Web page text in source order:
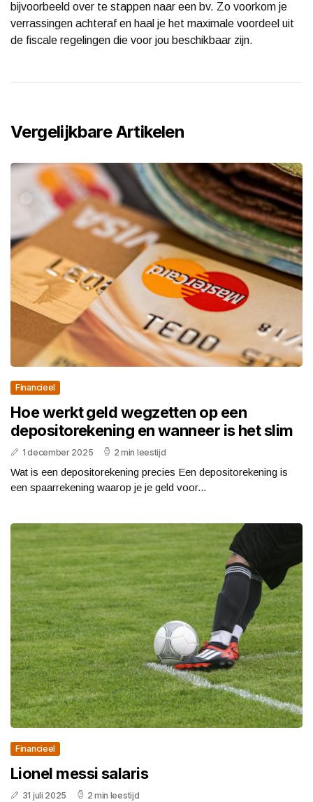
bijvoorbeeld over te stappen naar een bv. Zo voorkom je
verrassingen achteraf en haal je het maximale voordeel uit
de fiscale regelingen die voor jou beschikbaar zijn.
Vergelijkbare Artikelen
Financieel
Hoe werkt geld wegzetten op een
depositorekening en wanneer is het slim
1 december 2025 2 min leestijd
Wat is een depositorekening precies Een depositorekening is
een spaarrekening waarop je je geld voor...
Financieel
Lionel messi salaris
31 juli 2025 2 min leestijd